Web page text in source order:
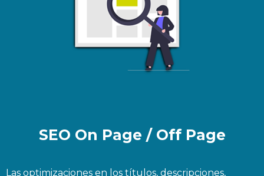
SEO On Page / Off Page
Las optimizaciones en los títulos, descripciones,